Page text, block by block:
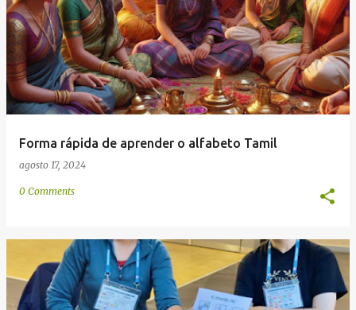
Forma rápida de aprender o alfabeto Tamil
agosto 17, 2024
0 Comments